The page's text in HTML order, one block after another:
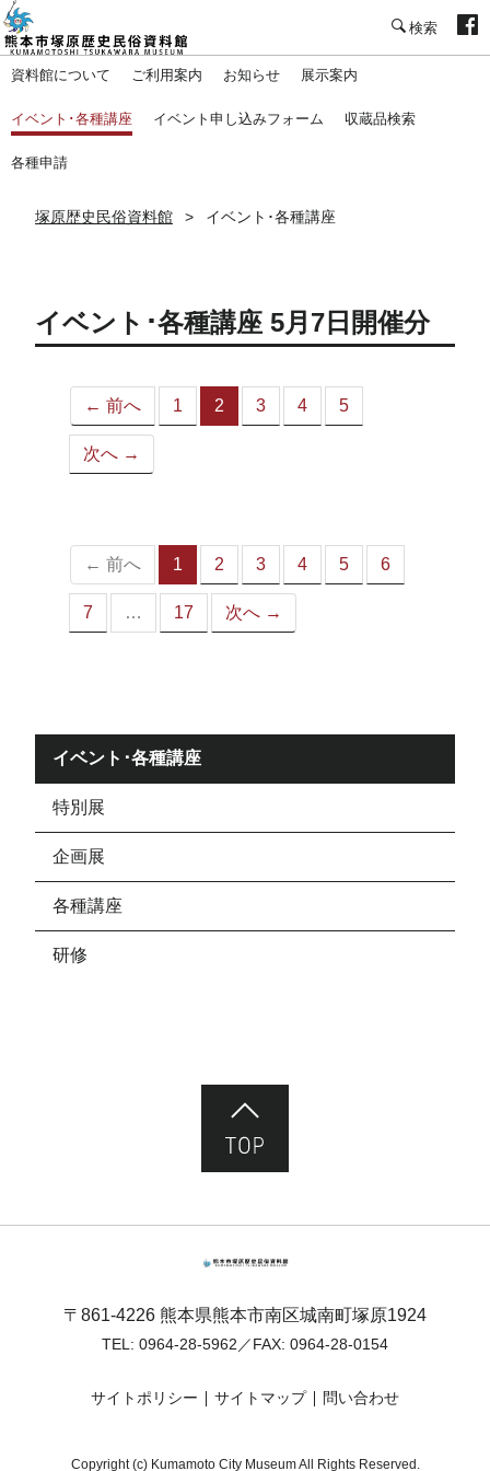
資料館について ご利用案内 お知らせ 展示案内
イベント･各種講座 イベント申し込みフォーム 収蔵品検索
各種申請
塚原歴史民俗資料館 イベント･各種講座
イベント･各種講座 5月7日開催分
← 前へ 1 2
（こ
3 4 5
次へ →
← 前へ 1
（こ
の
2 3 4 5 6
7 … 17 次へ →
イベント･各種講座
特別展
企画展
各種講座
研修
〒861-4226 熊本県熊本市南区城南町塚原1924
TEL: 0964-28-5962 ／FAX: 0964-28-0154
サイトポリシー サイトマップ 問い合わせ
Copyright (c) Kumamoto City Museum All Rights Reserved.